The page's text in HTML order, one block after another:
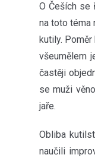
O Češích se
na toto téma
kutily.
všeumělem
častěji
se muži
jaře.
Obliba
naučili